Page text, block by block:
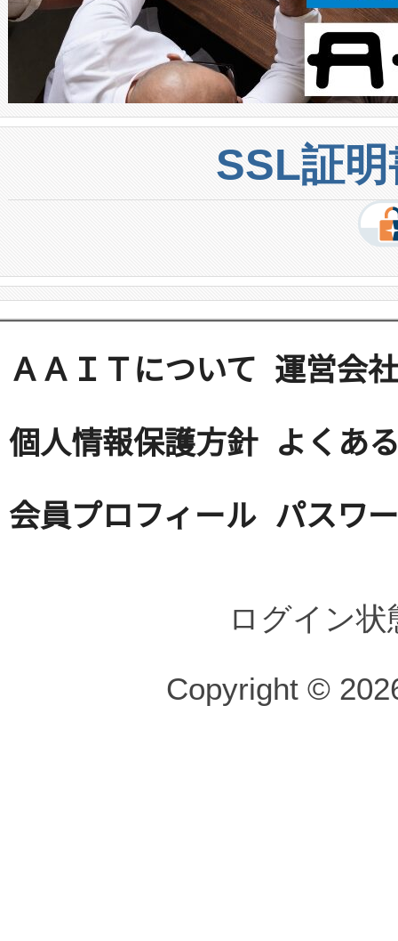
SSL証
ＡＡＩＴについて 運営会社
個人情報保護方針 よくあ
会員プロフィール パスワ
ログイン
Copyright ©